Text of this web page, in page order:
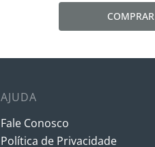
COMPRAR
AJUDA
Fale Conosco
Política de Privacidade